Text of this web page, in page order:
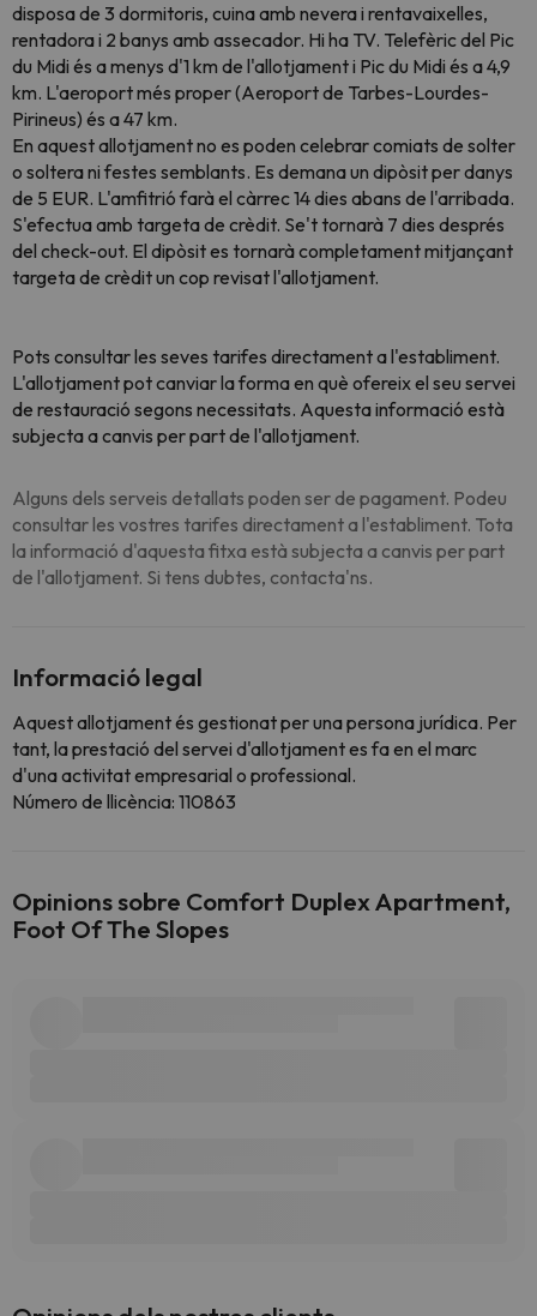
disposa de 3 dormitoris, cuina amb nevera i rentavaixelles,
rentadora i 2 banys amb assecador. Hi ha TV. Telefèric del Pic
du Midi és a menys d'1 km de l'allotjament i Pic du Midi és a 4,9
km. L'aeroport més proper (Aeroport de Tarbes-Lourdes-
Pirineus) és a 47 km.
En aquest allotjament no es poden celebrar comiats de solter
o soltera ni festes semblants. Es demana un dipòsit per danys
de 5 EUR. L'amfitrió farà el càrrec 14 dies abans de l'arribada.
S'efectua amb targeta de crèdit. Se't tornarà 7 dies després
del check-out. El dipòsit es tornarà completament mitjançant
targeta de crèdit un cop revisat l'allotjament.
Pots consultar les seves tarifes directament a l'establiment.
L'allotjament pot canviar la forma en què ofereix el seu servei
de restauració segons necessitats. Aquesta informació està
subjecta a canvis per part de l'allotjament.
Alguns dels serveis detallats poden ser de pagament. Podeu
consultar les vostres tarifes directament a l'establiment. Tota
la informació d'aquesta fitxa està subjecta a canvis per part
de l'allotjament. Si tens dubtes, contacta'ns.
Informació legal
Aquest allotjament és gestionat per una persona jurídica. Per
tant, la prestació del servei d'allotjament es fa en el marc
d'una activitat empresarial o professional.
Número de llicència: 110863
Opinions sobre Comfort Duplex Apartment,
Foot Of The Slopes